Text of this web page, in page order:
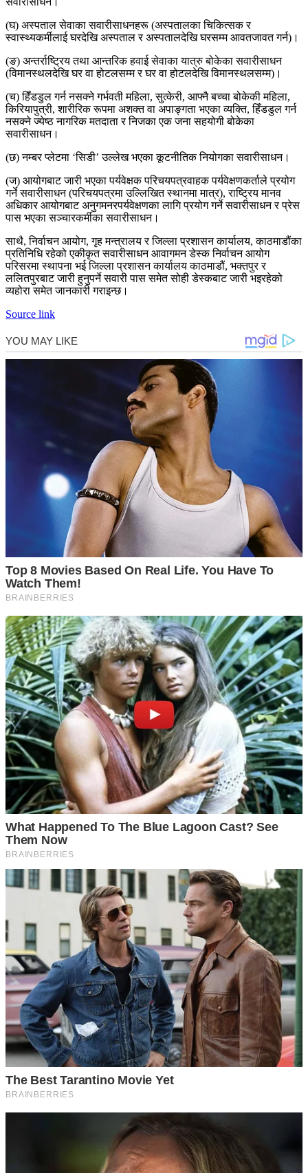
(घ) अस्पताल सेवाका सवारीसाधनहरू (अस्पतालका चिकित्सक र
स्वास्थ्यकर्मीलाई घरदेखि अस्पताल र अस्पतालदेखि घरसम्म आवतजावत गर्न)।
(ङ) अन्तर्राष्ट्रिय तथा आन्तरिक हवाई सेवाका यात्रु बोकेका सवारीसाधन
(विमानस्थलदेखि घर वा होटलसम्म र घर वा होटलदेखि विमानस्थलसम्म)।
(च) हिँडडुल गर्न नसक्ने गर्भवती महिला, सुत्केरी, आफ्नै बच्चा बोकेकी महिला,
किरियापुत्री, शारीरिक रूपमा अशक्त वा अपाङ्गता भएका व्यक्ति, हिँडडुल गर्न
नसक्ने ज्येष्ठ नागरिक मतदाता र निजका एक जना सहयोगी बोकेका
सवारीसाधन।
(छ) नम्बर प्लेटमा ‘सिडी’ उल्लेख भएका कूटनीतिक नियोगका सवारीसाधन।
(ज) आयोगबाट जारी भएका पर्यवेक्षक परिचयपत्रवाहक पर्यवेक्षणकर्ताले प्रयोग
गर्ने सवारीसाधन (परिचयपत्रमा उल्लिखित स्थानमा मात्र), राष्ट्रिय मानव
अधिकार आयोगबाट अनुगमनरपर्यवेक्षणका लागि प्रयोग गर्ने सवारीसाधन र प्रेस
पास भएका सञ्चारकर्मीका सवारीसाधन।
साथै, निर्वाचन आयोग, गृह मन्त्रालय र जिल्ला प्रशासन कार्यालय, काठमाडौंका
प्रतिनिधि रहेको एकीकृत सवारीसाधन आवागमन डेस्क निर्वाचन आयोग
परिसरमा स्थापना भई जिल्ला प्रशासन कार्यालय काठमाडौं, भक्तपुर र
ललितपुरबाट जारी हुनुपर्ने सवारी पास समेत सोही डेस्कबाट जारी भइरहेको
व्यहोरा समेत जानकारी गराइन्छ।
Source link